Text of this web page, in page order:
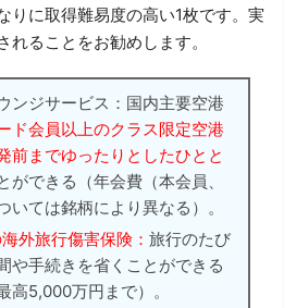
りに取得難易度の高い1枚です。実
ることをお勧めします。
ンジサービス：国内主要空港
ド会員以上のクラス限定空港
前までゆったりとしたひとと
ができる（年会費（本会員、
いては銘柄により異なる）。
外旅行傷害保険：旅行のたび
や手続きを省くことができる
高5,000万円まで）。